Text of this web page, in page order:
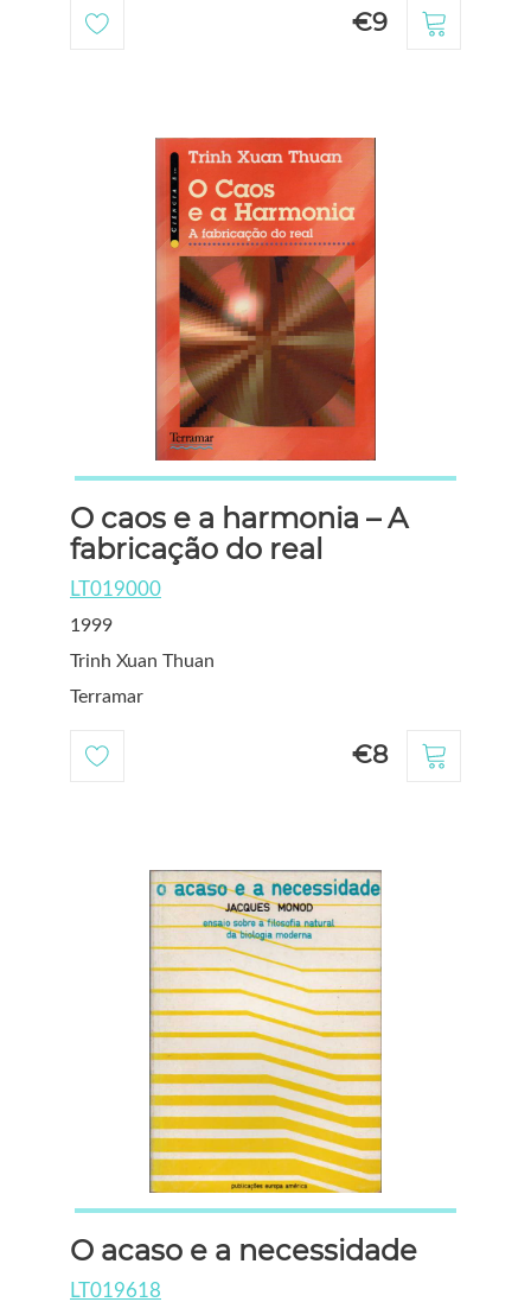
€9
O caos e a harmonia – A
fabricação do real
LT019000
1999
Trinh Xuan Thuan
Terramar
€8
O acaso e a necessidade
LT019618